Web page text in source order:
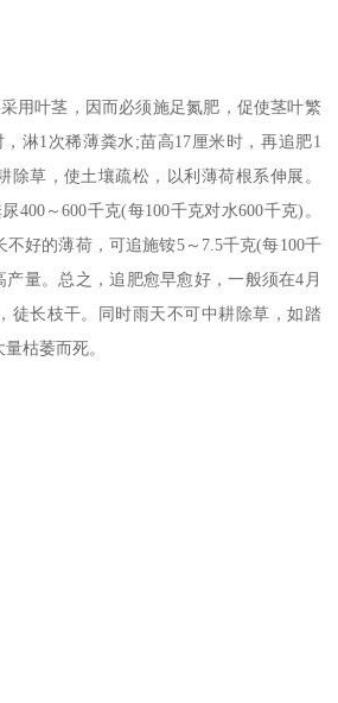
用叶茎，因而必须施足氮肥，促使茎叶繁
淋1次稀薄粪水;苗高17厘米时，再追肥1
除草，使土壤疏松，以利薄荷根系伸展。
400～600千克(每100千克对水600千克)。
不好的薄荷，可追施铵5～7.5千克(每100千
产量。总之，追肥愈早愈好，一般须在4月
徒长枝干。同时雨天不可中耕除草，如踏
枯萎而死。